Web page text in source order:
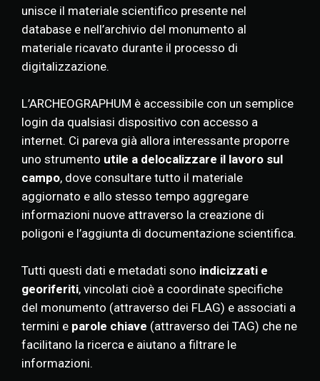
unisce il materiale scientifico presente nel
database e nell’archivio del monumento al
materiale ricavato durante il processo di
digitalizzazione.
L’ARCHEOGRAPHUM è accessibile con un semplice
login da qualsiasi dispositivo con accesso a
internet. Ci pareva già allora interessante proporre
uno strumento utile a delocalizzare il lavoro sul
campo, dove consultare tutto il materiale
aggiornato e allo stesso tempo aggregare
informazioni nuove attraverso la creazione di
poligoni e l’aggiunta di documentazione scientifica.
Tutti questi dati e metadati sono indicizzati e
georiferiti, vincolati cioè a coordinate specifiche
del monumento (attraverso dei FLAG) e associati a
termini e parole chiave (attraverso dei TAG) che ne
facilitano la ricerca e aiutano a filtrare le
informazioni.